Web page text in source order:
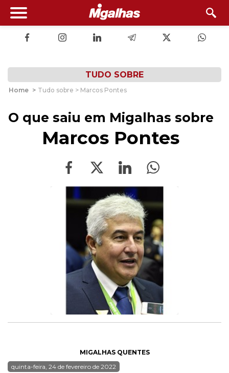
TUDO SOBRE
Home > Tudo sobre > Marcos Pontes
O que saiu em Migalhas sobre
Marcos Pontes
MIGALHAS QUENTES
quinta-feira, 24 de fevereiro de 2022